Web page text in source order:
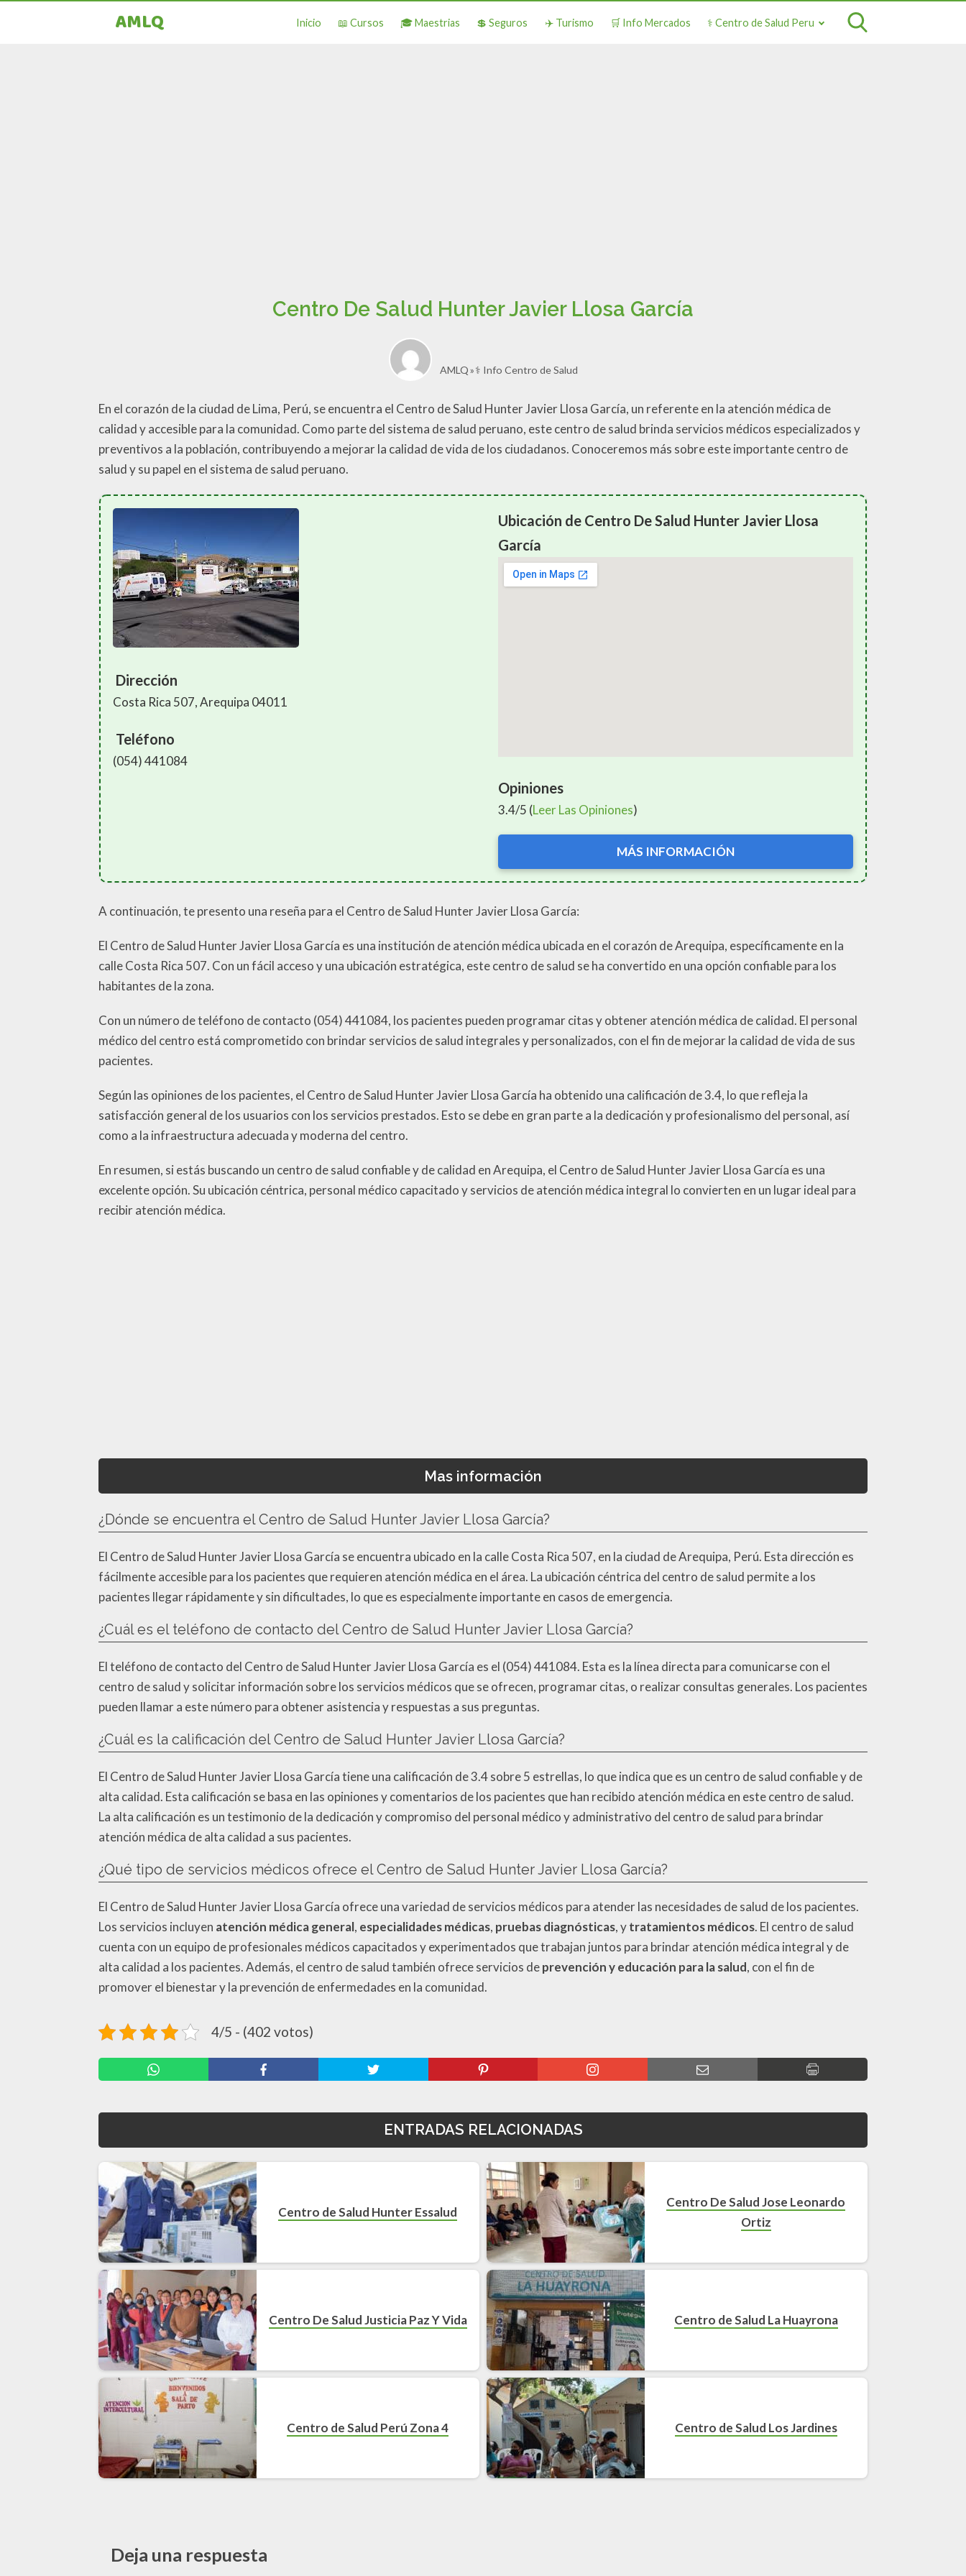
AMLQ Inicio 📖 Cursos 🎓 Maestrias 💲 Seguros ✈️ Turismo 🛒 Info Mercados ⚕️ Centro de Salud Peru
Centro De Salud Hunter Javier Llosa García
AMLQ ⚕️ Info Centro de Salud
En el corazón de la ciudad de Lima, Perú, se encuentra el Centro de Salud Hunter Javier Llosa García, un referente en la atención médica de
calidad y accesible para la comunidad. Como parte del sistema de salud peruano, este centro de salud brinda servicios médicos especializados y
preventivos a la población, contribuyendo a mejorar la calidad de vida de los ciudadanos. Conoceremos más sobre este importante centro de
salud y su papel en el sistema de salud peruano.
Dirección
Costa Rica 507, Arequipa 04011
Teléfono
(054) 441084
Ubicación de Centro De Salud Hunter Javier Llosa
García
Opiniones
3.4/5 (Leer Las Opiniones)
MÁS INFORMACIÓN
A continuación, te presento una reseña para el Centro de Salud Hunter Javier Llosa García:
El Centro de Salud Hunter Javier Llosa García es una institución de atención médica ubicada en el corazón de Arequipa, específicamente en la
calle Costa Rica 507. Con un fácil acceso y una ubicación estratégica, este centro de salud se ha convertido en una opción confiable para los
habitantes de la zona.
Con un número de teléfono de contacto (054) 441084, los pacientes pueden programar citas y obtener atención médica de calidad. El personal
médico del centro está comprometido con brindar servicios de salud integrales y personalizados, con el fin de mejorar la calidad de vida de sus
pacientes.
Según las opiniones de los pacientes, el Centro de Salud Hunter Javier Llosa García ha obtenido una calificación de 3.4, lo que refleja la
satisfacción general de los usuarios con los servicios prestados. Esto se debe en gran parte a la dedicación y profesionalismo del personal, así
como a la infraestructura adecuada y moderna del centro.
En resumen, si estás buscando un centro de salud confiable y de calidad en Arequipa, el Centro de Salud Hunter Javier Llosa García es una
excelente opción. Su ubicación céntrica, personal médico capacitado y servicios de atención médica integral lo convierten en un lugar ideal para
recibir atención médica.
Mas información
¿Dónde se encuentra el Centro de Salud Hunter Javier Llosa García?
El Centro de Salud Hunter Javier Llosa García se encuentra ubicado en la calle Costa Rica 507, en la ciudad de Arequipa, Perú. Esta dirección es
fácilmente accesible para los pacientes que requieren atención médica en el área. La ubicación céntrica del centro de salud permite a los
pacientes llegar rápidamente y sin dificultades, lo que es especialmente importante en casos de emergencia.
¿Cuál es el teléfono de contacto del Centro de Salud Hunter Javier Llosa García?
El teléfono de contacto del Centro de Salud Hunter Javier Llosa García es el (054) 441084. Esta es la línea directa para comunicarse con el
centro de salud y solicitar información sobre los servicios médicos que se ofrecen, programar citas, o realizar consultas generales. Los pacientes
pueden llamar a este número para obtener asistencia y respuestas a sus preguntas.
¿Cuál es la calificación del Centro de Salud Hunter Javier Llosa García?
El Centro de Salud Hunter Javier Llosa García tiene una calificación de 3.4 sobre 5 estrellas, lo que indica que es un centro de salud confiable y de
alta calidad. Esta calificación se basa en las opiniones y comentarios de los pacientes que han recibido atención médica en este centro de salud.
La alta calificación es un testimonio de la dedicación y compromiso del personal médico y administrativo del centro de salud para brindar
atención médica de alta calidad a sus pacientes.
¿Qué tipo de servicios médicos ofrece el Centro de Salud Hunter Javier Llosa García?
El Centro de Salud Hunter Javier Llosa García ofrece una variedad de servicios médicos para atender las necesidades de salud de los pacientes.
Los servicios incluyen atención médica general, especialidades médicas, pruebas diagnósticas, ytratamientos médicos. El centro de salud
cuenta con un equipo de profesionales médicos capacitados y experimentados que trabajan juntos para brindar atención médica integral y de
alta calidad a los pacientes. Además, el centro de salud también ofrece servicios deprevención y educación para la salud, con el fin de
promover el bienestar y la prevención de enfermedades en la comunidad.
4/5 - (402 votos)
ENTRADAS RELACIONADAS
Centro de Salud Hunter Essalud
Centro De Salud Jose Leonardo
Ortiz
Centro De Salud Justicia Paz Y Vida Centro de Salud La Huayrona
Centro de Salud Perú Zona 4 Centro de Salud Los Jardines
Deja una respuesta